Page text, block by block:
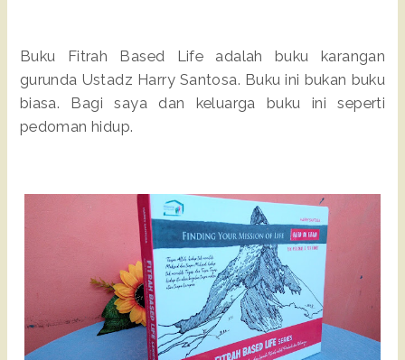
Buku Fitrah Based Life adalah buku karangan
gurunda Ustadz Harry Santosa. Buku ini bukan buku
biasa. Bagi saya dan keluarga buku ini seperti
pedoman hidup.